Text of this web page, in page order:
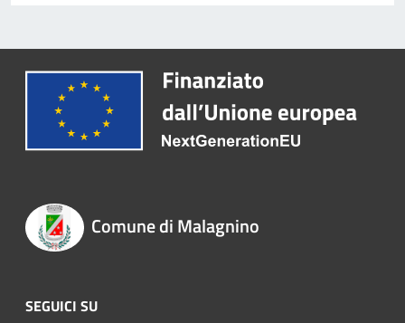
Comune di Malagnino
SEGUICI SU